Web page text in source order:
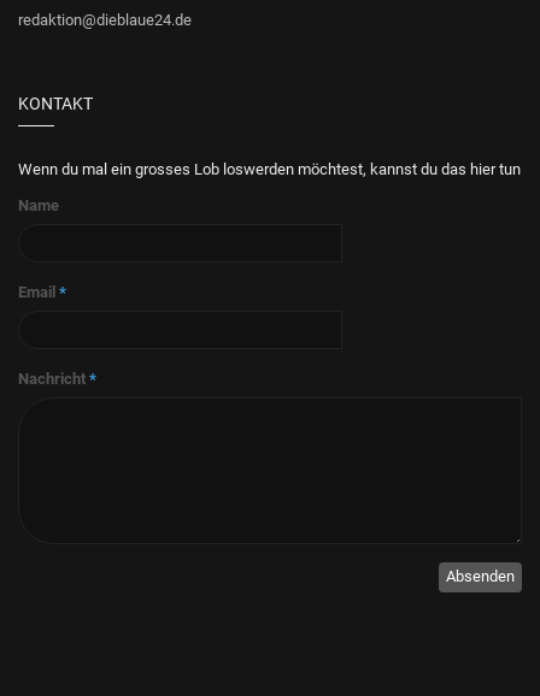
redaktion@dieblaue24.de
KONTAKT
Wenn du mal ein grosses Lob loswerden möchtest, kannst du das hier tun
Name
Email *
Nachricht *
Absenden